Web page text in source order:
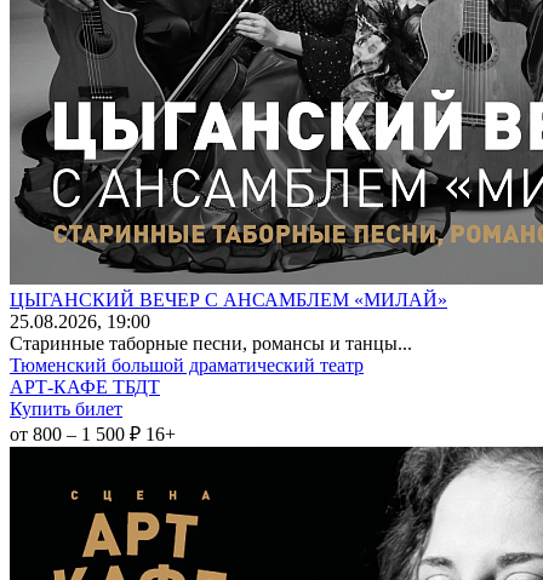
ЦЫГАНСКИЙ ВЕЧЕР С АНСАМБЛЕМ «МИЛАЙ»
25.08.2026, 19:00
Старинные таборные песни, романсы и танцы...
Тюменский большой драматический театр
АРТ-КАФЕ ТБДТ
Купить билет
от 800 – 1 500 ₽ 16+